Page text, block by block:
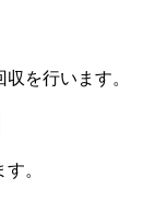
を行います。
。